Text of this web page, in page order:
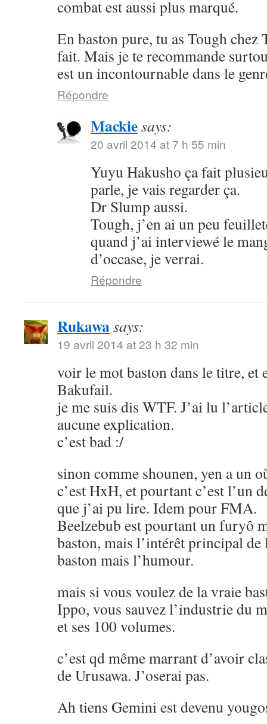
combat est aussi plus marqué.
En baston pure, tu as Tough chez
fait. Mais je te recommande
est un incontournable dans le
Répondre
Mackiesays:
20 avril 2014 at 7 h 55 min
Yuyu Hakusho ça fait
parle, je vais regarder ça.
Dr Slump aussi.
Tough, j’en ai un peu
quand j’ai interviewé le
d’occase, je verrai.
Répondre
Rukawasays:
19 avril 2014 at 23 h 32 min
voir le mot baston dans le titre, et
Bakufail.
je me suis dis WTF. J’ai lu
aucune explication.
c’est bad :/
sinon comme shounen, yen a un
c’est HxH, et pourtant c’est l’un
que j’ai pu lire. Idem pour FMA.
Beelzebub est pourtant un furyô
baston, mais l’intérêt principal de
baston mais l’humour.
mais si vous voulez de la vraie
Ippo, vous sauvez l’industrie du
et ses 100 volumes.
c’est qd même marrant d’avoir
de Urusawa. J’oserai pas.
Ah tiens Gemini est devenu